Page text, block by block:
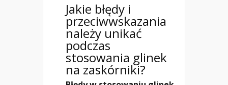
Jakie błędy i
przeciwwskazania
należy unikać
podczas
stosowania glinek
na zaskórniki?